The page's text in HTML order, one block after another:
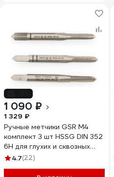
1 090 ₽
1 329 ₽
Ручные метчики GSR М4
комплект 3 шт HSSG DIN 352
6H для глухих и сквозных
отверстий B00105150
4.7(22)